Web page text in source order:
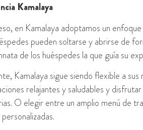
Kamalaya
en Kamalaya adoptamos un
pueden soltarse y abrirse de
de los huéspedes la que guía su
Kamalaya sigue siendo flexible a
relajantes y saludables y
O elegir entre un amplio menú de